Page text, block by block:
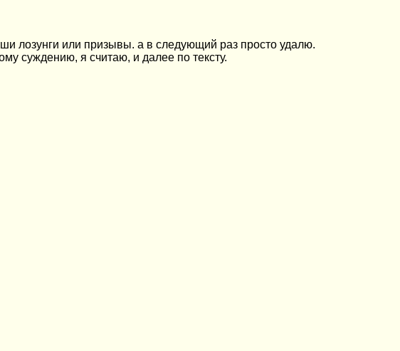
лозунги или призывы. а в следующий раз просто удалю.
суждению, я считаю, и далее по тексту.